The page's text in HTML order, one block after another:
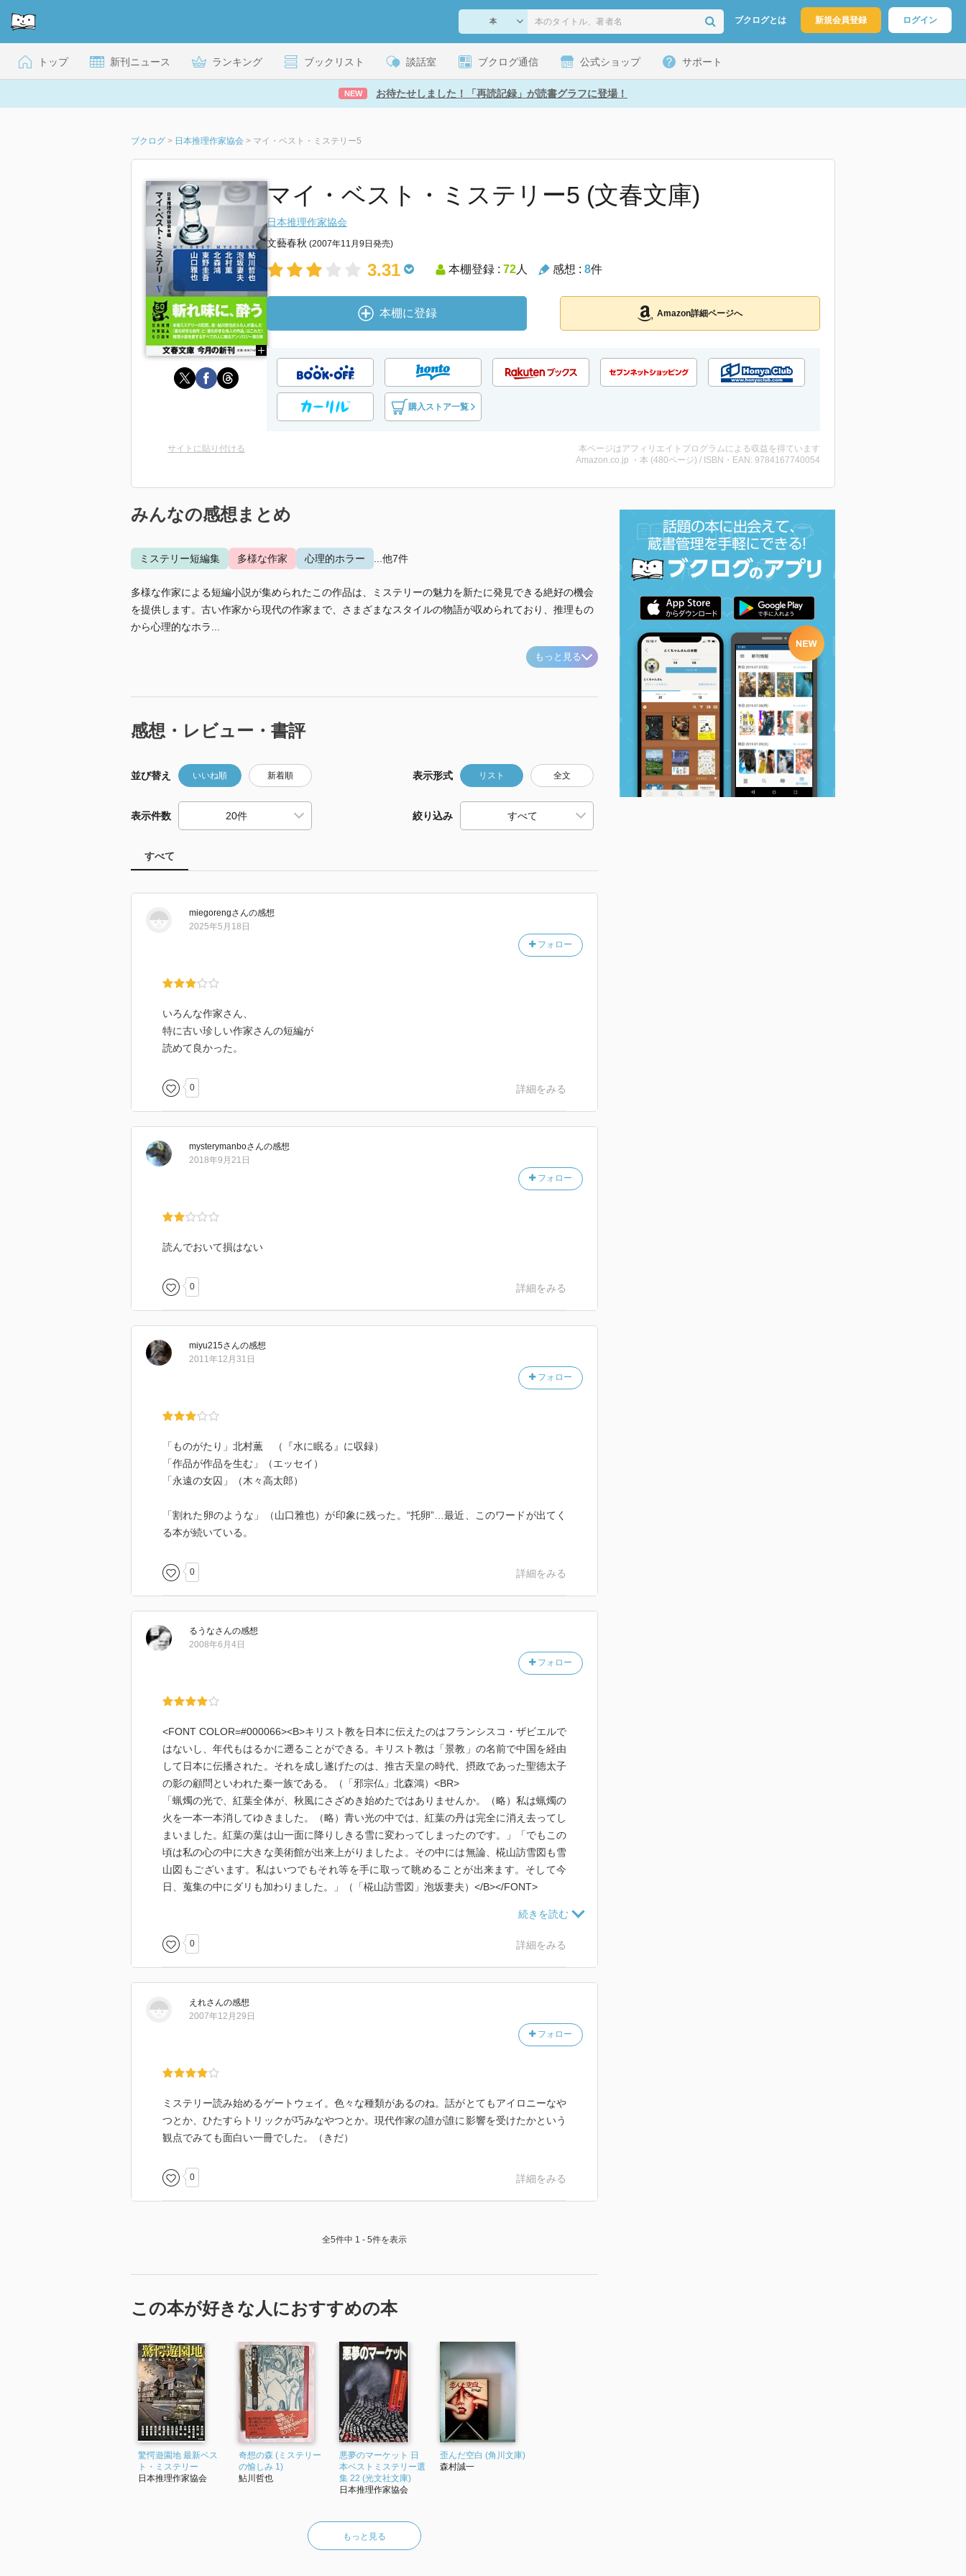
ブクログとは 新規会員登録 ログイン
トップ 新刊ニュース ランキング ブックリスト 談話室 ブクログ通信 公式ショップ サポート
NEW お待たせしました！「再読記録」が読書グラフに登場！
ブクログ > 日本推理作家協会 > マイ・ベスト・ミステリー5
マイ・ベスト・ミステリー5 (文春文庫)
日本推理作家協会
文藝春秋 (2007年11月9日発売)
3.31 本棚登録 : 72人 感想 : 8件
本棚に登録 Amazon詳細ページへ
購入ストア一覧
サイトに貼り付ける
本ページはアフィリエイトプログラムによる収益を得ています
Amazon.co.jp ・本 (480ページ) / ISBN・EAN: 9784167740054
みんなの感想まとめ
ミステリー短編集 多様な作家 心理的ホラー ...他7件
多様な作家による短編小説が集められたこの作品は、ミステリーの魅力を新たに発見できる絶好の機会
を提供します。古い作家から現代の作家まで、さまざまなスタイルの物語が収められており、推理もの
から心理的なホラ...
もっと見る
感想・レビュー・書評
並び替え いいね順 新着順 表示形式 リスト 全文
表示件数 絞り込み
すべて
miegorengさんの感想
フォロー
2025年5月18日
いろんな作家さん、
特に古い珍しい作家さんの短編が
読めて良かった。
0 詳細をみる
mysterymanboさんの感想
フォロー
2018年9月21日
読んでおいて損はない
0 詳細をみる
miyu215さんの感想
フォロー
2011年12月31日
「ものがたり」北村薫 （『水に眠る』に収録）
「作品が作品を生む」（エッセイ）
「永遠の女囚」（木々高太郎）
「割れた卵のような」（山口雅也）が印象に残った。“托卵”…最近、このワードが出てく
る本が続いている。
0 詳細をみる
るうなさんの感想
フォロー
2008年6月4日
<FONT COLOR=#000066><B>キリスト教を日本に伝えたのはフランシスコ・ザビエルで
はないし、年代もはるかに遡ることができる。キリスト教は「景教」の名前で中国を経由
して日本に伝播された。それを成し遂げたのは、推古天皇の時代、摂政であった聖徳太子
の影の顧問といわれた秦一族である。（「邪宗仏」北森鴻）<BR>
「蝋燭の光で、紅葉全体が、秋風にさざめき始めたではありませんか。（略）私は蝋燭の
火を一本一本消してゆきました。（略）青い光の中では、紅葉の丹は完全に消え去ってし
まいました。紅葉の葉は山一面に降りしきる雪に変わってしまったのです。」「でもこの
頃は私の心の中に大きな美術館が出来上がりましたよ。その中には無論、椛山訪雪図も雪
山図もございます。私はいつでもそれ等を手に取って眺めることが出来ます。そして今
日、蒐集の中にダリも加わりました。」（「椛山訪雪図」泡坂妻夫）</B></FONT>
0 詳細をみる
えれさんの感想
フォロー
2007年12月29日
ミステリー読み始めるゲートウェイ。色々な種類があるのね。話がとてもアイロニーなや
つとか、ひたすらトリックが巧みなやつとか。現代作家の誰が誰に影響を受けたかという
観点でみても面白い一冊でした。（きだ）
0 詳細をみる
全5件中 1 - 5件を表示
この本が好きな人におすすめの本
驚愕遊園地 最新ベス
ト・ミステリー
日本推理作家協会
奇想の森 (ミステリー
の愉しみ 1)
鮎川哲也
悪夢のマーケット 日
本ベストミステリー選
集 22 (光文社文庫)
日本推理作家協会
歪んだ空白 (角川文庫)
森村誠一
もっと見る